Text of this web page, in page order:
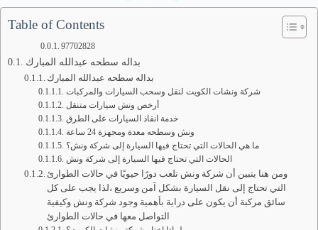
Table of Contents
97702828
بداله سطحه عبدالله المبارك
بداله سطحه عبدالله المبارك
شركة ونشات الكويت لنقل وسحب السيارات والمركبات
أرخص ونش سيارات متنقل
خدمة انقاذ السيارات على الطرق
ونش وسطحه معدة ومجهزة 24 ساعة
ما هي الحالات التي تحتاج فيها السيارة إلى شركة ونش؟
الحالات التي تحتاج فيها السيارة إلى شركة ونش
ومن هنا يتبين أن شركة ونش تلعب دورًا حيويًا في حالات الطوارئ
التي تحتاج إلى نقل السيارة بشكل آمن وسريع ،لذا يجب على كل
سائق مركبة أن يكون على دراية بأهمية وجود شركة ونش وكيفية
التواصل معها في حالات الطوارئ